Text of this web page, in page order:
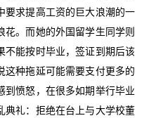
要求提高工资的巨大浪潮的一
花。而她的外国留学生同学则
能按时毕业，签证到期后该
这种拖延可能需要支付更多的
到愤怒，在很多如期举行毕业
典礼：拒绝在台上与大学校董